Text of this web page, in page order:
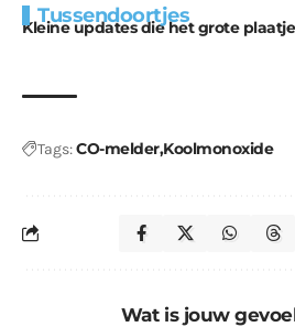
Tussendoortjes
Kleine updates die het grote
voor kabouters
Tags:CO-melderKoolmonoxide
Wat is jouw